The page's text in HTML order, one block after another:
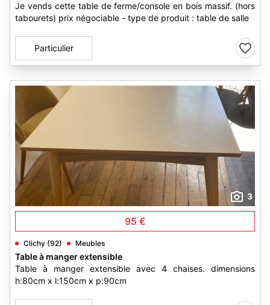
Je vends cette table de ferme/console en bois massif. (hors
tabourets) prix négociable - type de produit : table de salle
Particulier
3
95 €
Clichy (92) Meubles
Table à manger extensible
Table à manger extensible avec 4 chaises. dimensions
h:80cm x l:150cm x p:90cm